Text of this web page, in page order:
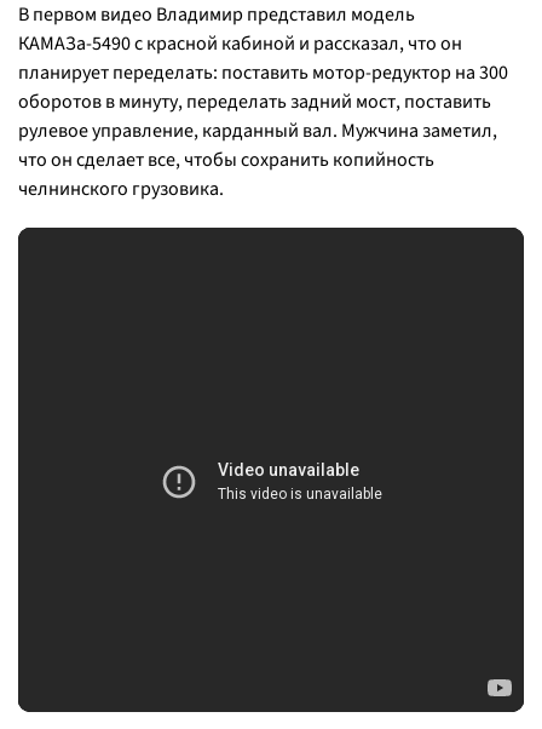
В первом видео Владимир представил модель
КАМАЗа-5490 с красной кабиной и рассказал, что он
планирует переделать: поставить мотор-редуктор на 300
оборотов в минуту, переделать задний мост, поставить
рулевое управление, карданный вал. Мужчина заметил,
что он сделает все, чтобы сохранить копийность
челнинского грузовика.